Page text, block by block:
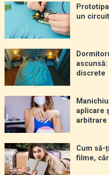
un
discrete
aplicare
arbitrare
Cum să-
filme,